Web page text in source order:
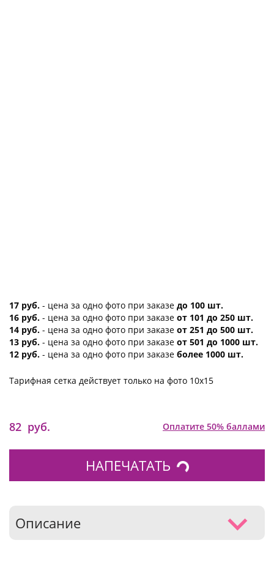
17 руб. - цена за одно фото при заказе до 100 шт.
16 руб. - цена за одно фото при заказе от 101 до 250 шт.
14 руб. - цена за одно фото при заказе от 251 до 500 шт.
13 руб. - цена за одно фото при заказе от 501 до 1000 шт.
12 руб. - цена за одно фото при заказе более 1000 шт.
Тарифная сетка действует только на фото 10х15
82 руб. Оплатите 50% баллами
НАПЕЧАТАТЬ
Описание